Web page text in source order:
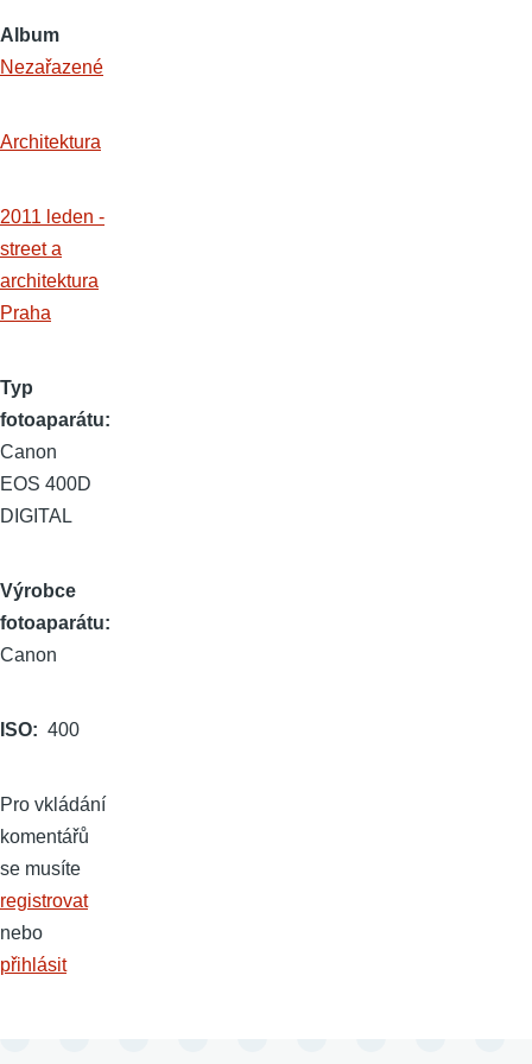
Album
Nezařazené
Architektura
2011 leden -
street a
architektura
Praha
Typ
fotoaparátu
Canon
EOS 400D
DIGITAL
Výrobce
fotoaparátu
Canon
ISO 400
Pro vkládání
komentářů
se musíte
registrovat
nebo
přihlásit